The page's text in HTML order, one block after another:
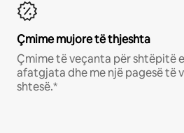
Çmime mujore të thjeshta
Çmime të veçanta për shtëpitë
afatgjata dhe me një pagesë të
shtesë.*